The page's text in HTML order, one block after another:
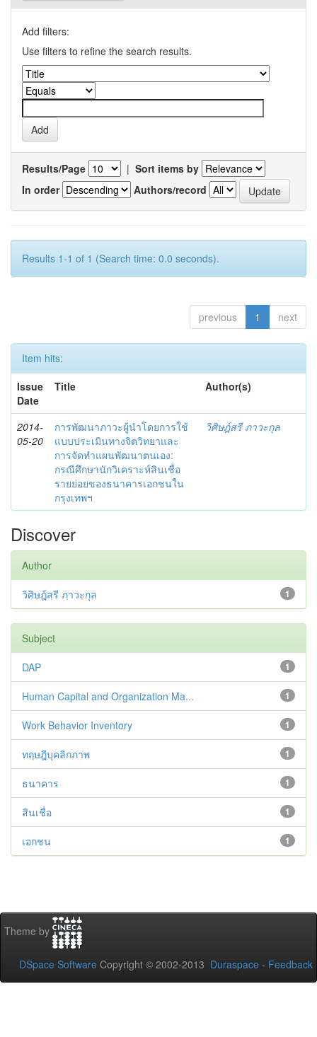
Add filters:
Use filters to refine the search results.
Results/Page | Sort items by
In order
Authors/record
Results 1-1 of 1 (Search time: 0.0 seconds).
previous 1 next
Item hits:
Issue
Date
Title Author(s)
2014-
05-20
การพัฒนาภาวะผู้นำโดยการใช้
แบบประเมินทางจิตวิทยาและ
การจัดทำแผนพัฒนาตนเอง:
กรณีศึกษานักวิเคราะห์สินเชื่อ
รายย่อยของธนาคารเอกชนใน
กรุงเทพฯ
วิศิษฎ์สรี ภาวะกุล
Discover
Author
1
วิศิษฎ์สรี ภาวะกุล
Subject
1
DAP
1
Human Capital and Organization Ma...
1
Work Behavior Inventory
1
ทฤษฎีบุคลิกภาพ
1
ธนาคาร
1
สินเชื่อ
1
เอกชน
Theme by
DSpace Software Copyright © 2002-2013 Duraspace - Feedback